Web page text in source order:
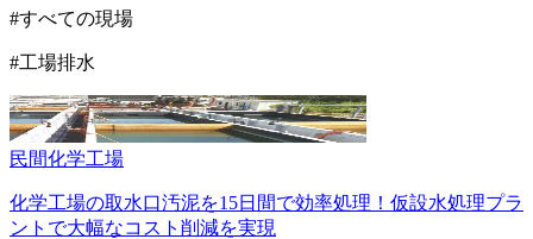
#すべての現場
#工場排水
民間化学工場
化学工場の取水口汚泥を15日間で効率処理！仮設水処理プラ
ントで大幅なコスト削減を実現